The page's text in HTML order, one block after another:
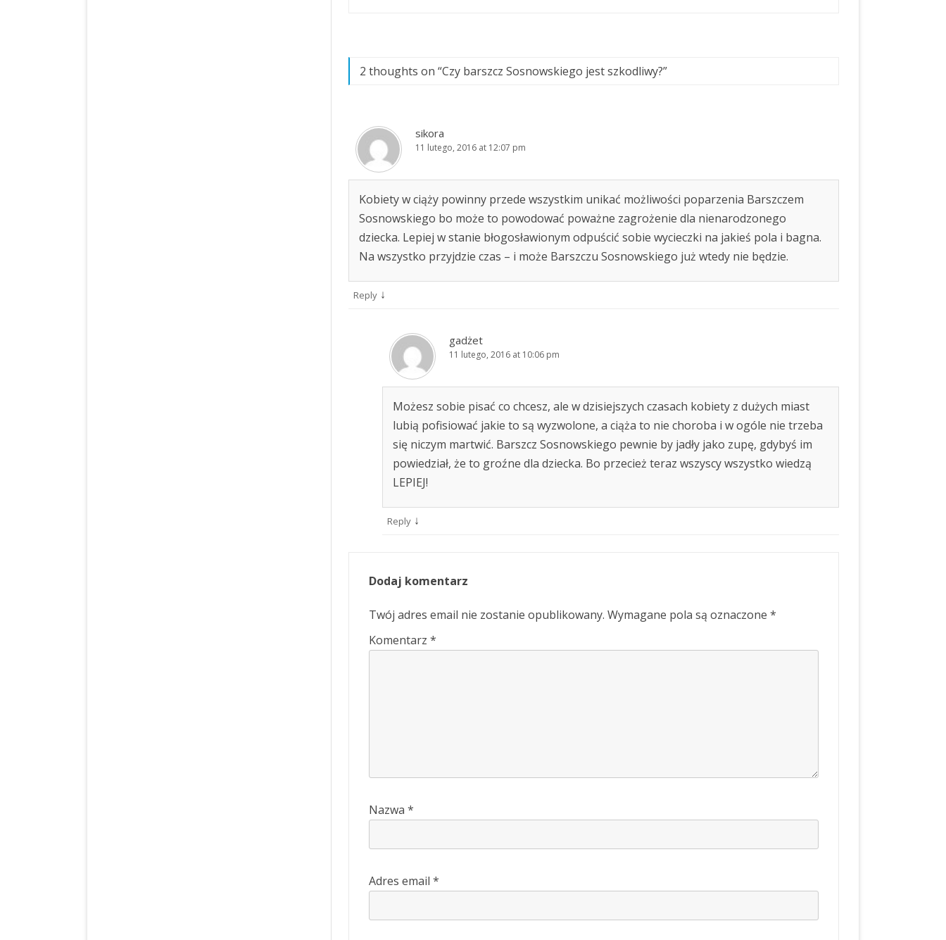
2 thoughts on “Czy barszcz Sosnowskiego jest szkodliwy?”
sikora
11 lutego, 2016 at 12:07 pm
Kobiety w ciąży powinny przede wszystkim unikać możliwości poparzenia Barszczem
Sosnowskiego bo może to powodować poważne zagrożenie dla nienarodzonego
dziecka. Lepiej w stanie błogosławionym odpuścić sobie wycieczki na jakieś pola i bagna.
Na wszystko przyjdzie czas – i może Barszczu Sosnowskiego już wtedy nie będzie.
Reply ↓
gadżet
11 lutego, 2016 at 10:06 pm
Możesz sobie pisać co chcesz, ale w dzisiejszych czasach kobiety z dużych miast
lubią pofisiować jakie to są wyzwolone, a ciąża to nie choroba i w ogóle nie trzeba
się niczym martwić. Barszcz Sosnowskiego pewnie by jadły jako zupę, gdybyś im
powiedział, że to groźne dla dziecka. Bo przecież teraz wszyscy wszystko wiedzą
LEPIEJ!
Reply ↓
Dodaj komentarz
Twój adres email nie zostanie opublikowany. Wymagane pola są oznaczone*
Komentarz*
Nazwa*
Adres email*